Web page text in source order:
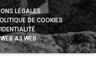
LÉGALES
DE COOKIES
A3 WEB